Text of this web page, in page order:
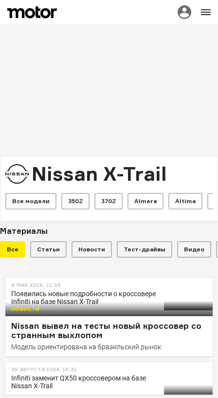
Nissan X-Trail
Все модели 350Z 370Z Almera Altima
Материалы
Все Статьи Новости Тест-драйвы Видео
Nissan X-Trail впервые обрел
«горячую» версию Nismo
Он появится в Японии осенью и будет стоить порядка
трех миллионов в пересчете на рубли
6 МАЯ 2025, 11:55
Появились новые подробности о кроссовере
Infiniti на базе Nissan X-Trail
НОВОСТИ
Nissan вывел на тесты новый кроссовер со
странным выхлопом
Модель ориентирована на бразильский рынок
30 АВГУСТА 2024, 10:31
Infiniti заменит QX50 кроссовером на базе
Nissan X-Trail